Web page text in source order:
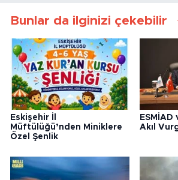
Bunlar da ilginizi çekebilir
Eskişehir İl
Müftülüğü’nden Miniklere
Özel Şenlik
ESMİAD
Akıl